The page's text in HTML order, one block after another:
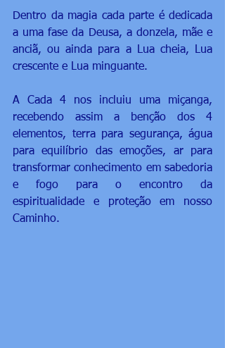
Dentro da magia cada parte é dedicada
a uma fase da Deusa, a donzela, mãe e
anciã, ou ainda para a Lua cheia, Lua
crescente e Lua minguante.
A Cada 4 nos incluiu uma miçanga,
recebendo assim a benção dos 4
elementos, terra para segurança, água
para equilíbrio das emoções, ar para
transformar conhecimento em sabedoria
e fogo para o encontro da
espiritualidade e proteção em nosso
Caminho.